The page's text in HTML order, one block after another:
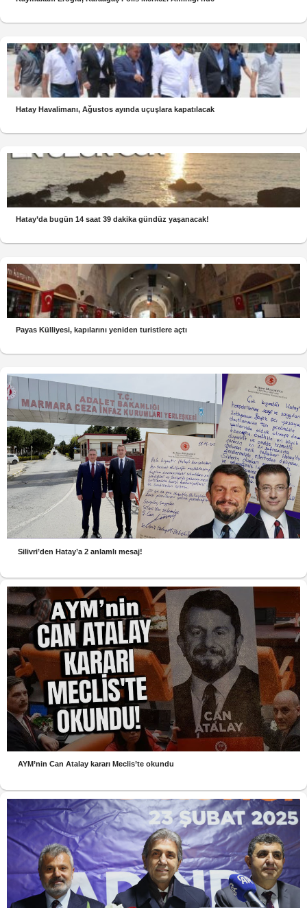
Hatay Havalimanı, Ağustos ayında uçuşlara kapatılacak
Hatay’da bugün 14 saat 39 dakika gündüz yaşanacak!
Payas Külliyesi, kapılarını yeniden turistlere açtı
Silivri’den Hatay’a 2 anlamlı mesaj!
AYM’nin Can Atalay kararı Meclis’te okundu